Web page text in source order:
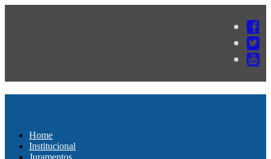
Home
Institucional
Juramentos